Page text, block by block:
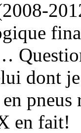
dont
en fait!